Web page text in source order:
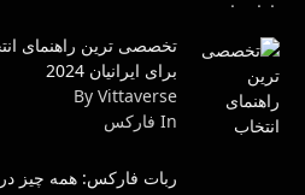
تخصصی ترین راهنمای
برای ایرانیان 2024
By Vittaverse
In فاركس
ربات فارکس: همه چیز